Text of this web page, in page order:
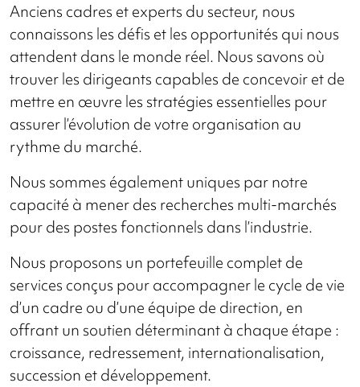
Anciens cadres et experts du secteur, nous
connaissons les défis et les opportunités qui nous
attendent dans le monde réel. Nous savons où
trouver les dirigeants capables de concevoir et de
mettre en œuvre les stratégies essentielles pour
assurer l’évolution de votre organisation au
rythme du marché.
Nous sommes également uniques par notre
capacité à mener des recherches multi-marchés
pour des postes fonctionnels dans l’industrie.
Nous proposons un portefeuille complet de
services conçus pour accompagner le cycle de vie
d’un cadre ou d’une équipe de direction, en
offrant un soutien déterminant à chaque étape :
croissance, redressement, internationalisation,
succession et développement.